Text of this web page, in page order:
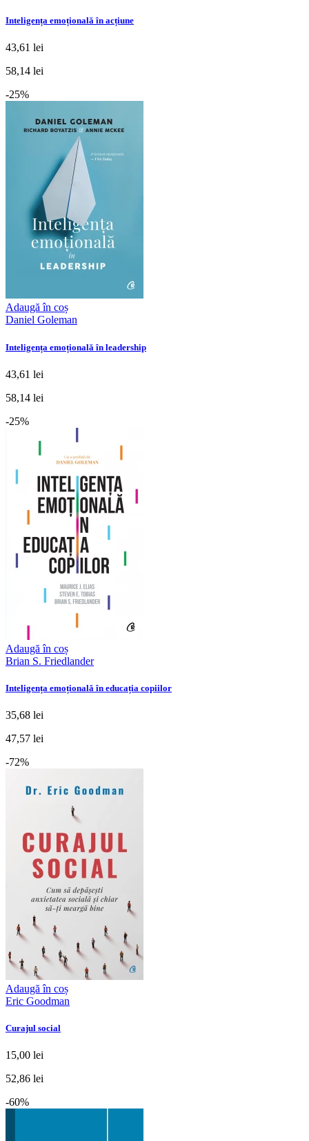
Inteligența emoțională în acțiune
43,61 lei
58,14 lei
-25%
Adaugă în coș
Daniel Goleman
Inteligența emoțională în leadership
43,61 lei
58,14 lei
-25%
Adaugă în coș
Brian S. Friedlander
Inteligența emoțională în educația copiilor
35,68 lei
47,57 lei
-72%
Adaugă în coș
Eric Goodman
Curajul social
15,00 lei
52,86 lei
-60%